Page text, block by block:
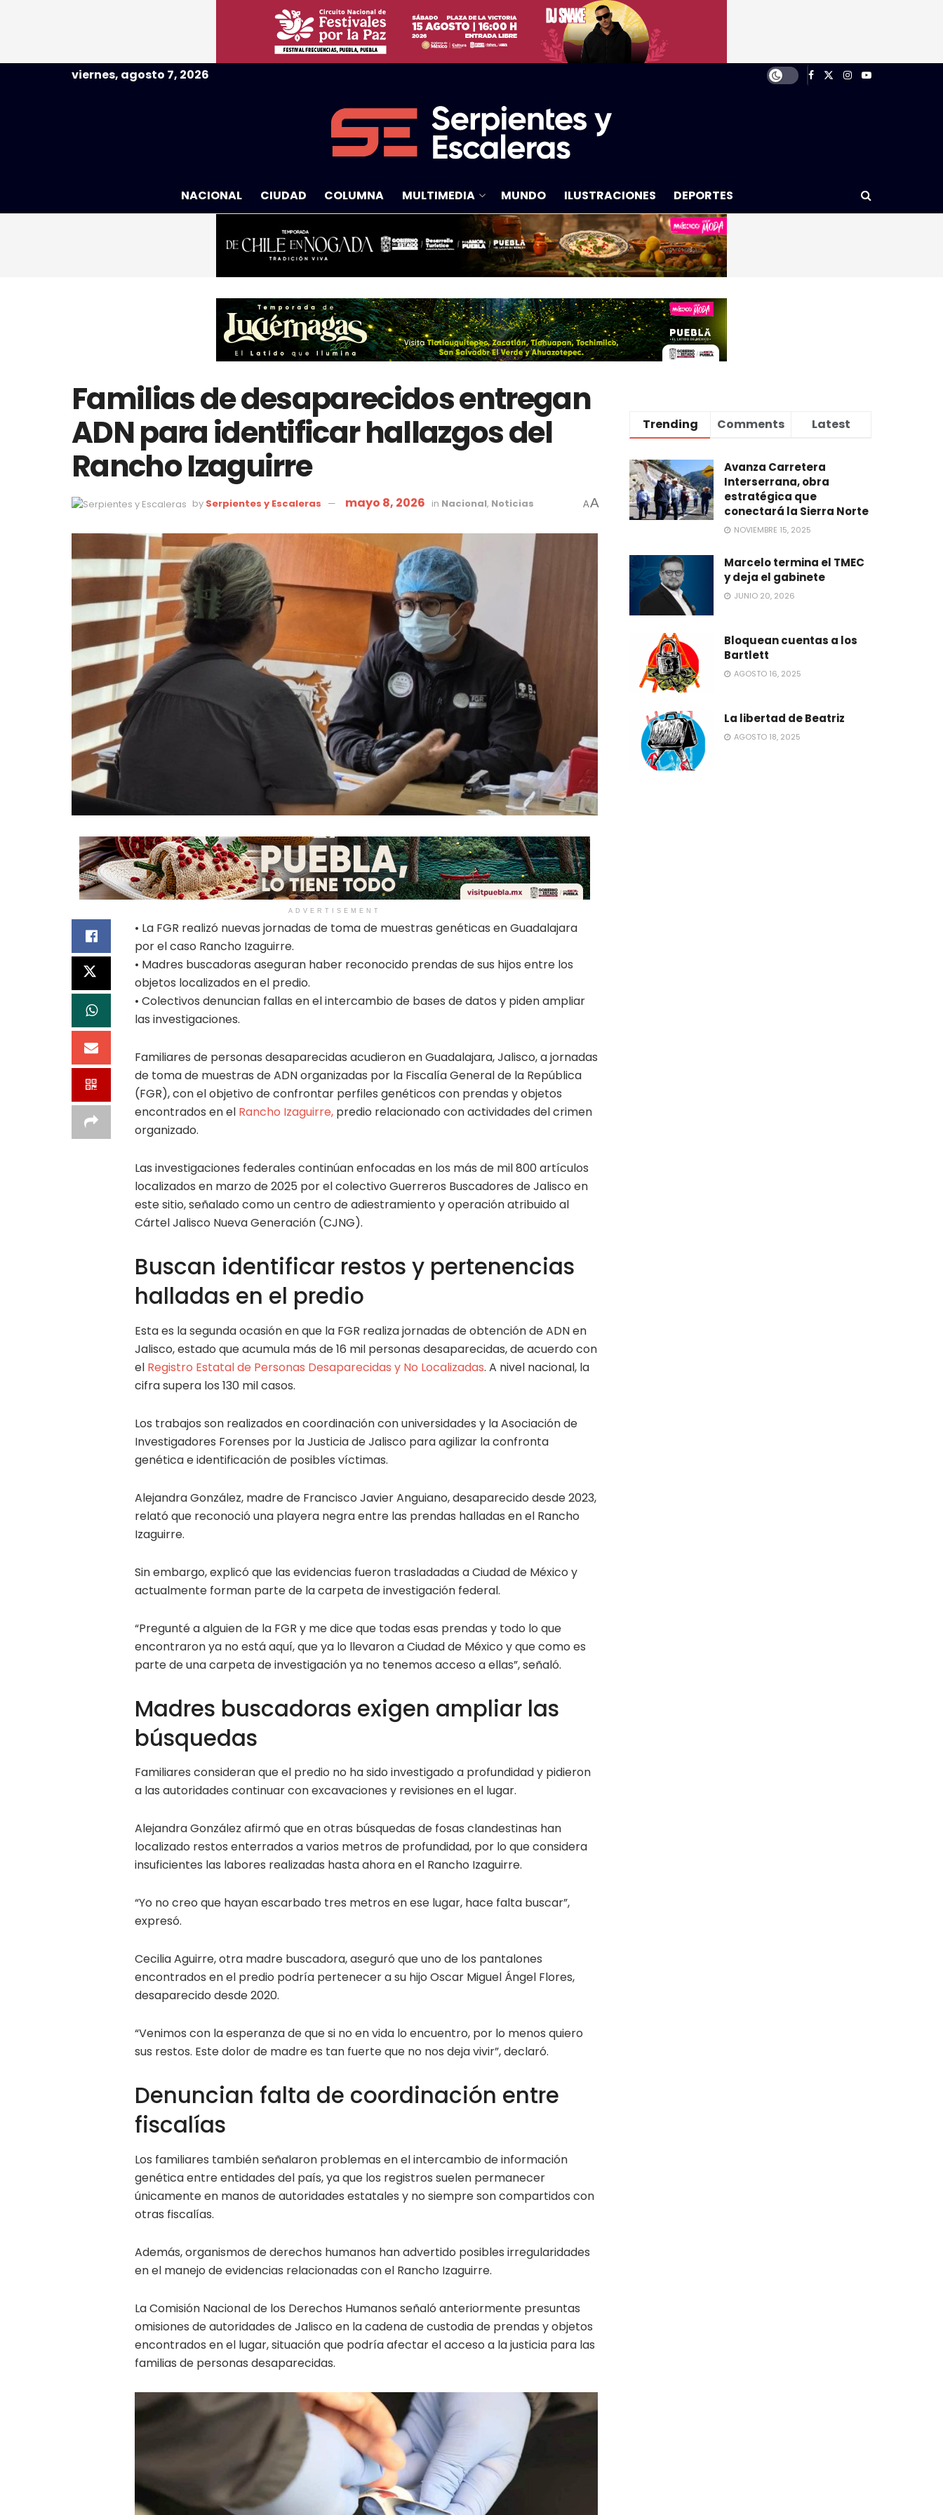
viernes, agosto 7, 2026
NACIONAL CIUDAD COLUMNA MULTIMEDIA MUNDO ILUSTRACIONES DEPORTES
Familias de desaparecidos entregan
ADN para identificar hallazgos del
Rancho Izaguirre
by Serpientes y Escaleras mayo 8, 2026 in Nacional, Noticias AA
ADVERTISEMENT
• La FGR realizó nuevas jornadas de toma de muestras genéticas en Guadalajara
por el caso Rancho Izaguirre.
• Madres buscadoras aseguran haber reconocido prendas de sus hijos entre los
objetos localizados en el predio.
• Colectivos denuncian fallas en el intercambio de bases de datos y piden ampliar
las investigaciones.
Familiares de personas desaparecidas acudieron en Guadalajara, Jalisco, a jornadas
de toma de muestras de ADN organizadas por la Fiscalía General de la República
(FGR), con el objetivo de confrontar perfiles genéticos con prendas y objetos
encontrados en el Rancho Izaguirre, predio relacionado con actividades del crimen
organizado.
Las investigaciones federales continúan enfocadas en los más de mil 800 artículos
localizados en marzo de 2025 por el colectivo Guerreros Buscadores de Jalisco en
este sitio, señalado como un centro de adiestramiento y operación atribuido al
Cártel Jalisco Nueva Generación (CJNG).
Buscan identificar restos y pertenencias
halladas en el predio
Esta es la segunda ocasión en que la FGR realiza jornadas de obtención de ADN en
Jalisco, estado que acumula más de 16 mil personas desaparecidas, de acuerdo con
el Registro Estatal de Personas Desaparecidas y No Localizadas. A nivel nacional, la
cifra supera los 130 mil casos.
Los trabajos son realizados en coordinación con universidades y la Asociación de
Investigadores Forenses por la Justicia de Jalisco para agilizar la confronta
genética e identificación de posibles víctimas.
Alejandra González, madre de Francisco Javier Anguiano, desaparecido desde 2023,
relató que reconoció una playera negra entre las prendas halladas en el Rancho
Izaguirre.
Sin embargo, explicó que las evidencias fueron trasladadas a Ciudad de México y
actualmente forman parte de la carpeta de investigación federal.
“Pregunté a alguien de la FGR y me dice que todas esas prendas y todo lo que
encontraron ya no está aquí, que ya lo llevaron a Ciudad de México y que como es
parte de una carpeta de investigación ya no tenemos acceso a ellas”, señaló.
Madres buscadoras exigen ampliar las
búsquedas
Familiares consideran que el predio no ha sido investigado a profundidad y pidieron
a las autoridades continuar con excavaciones y revisiones en el lugar.
Alejandra González afirmó que en otras búsquedas de fosas clandestinas han
localizado restos enterrados a varios metros de profundidad, por lo que considera
insuficientes las labores realizadas hasta ahora en el Rancho Izaguirre.
“Yo no creo que hayan escarbado tres metros en ese lugar, hace falta buscar”,
expresó.
Cecilia Aguirre, otra madre buscadora, aseguró que uno de los pantalones
encontrados en el predio podría pertenecer a su hijo Oscar Miguel Ángel Flores,
desaparecido desde 2020.
“Venimos con la esperanza de que si no en vida lo encuentro, por lo menos quiero
sus restos. Este dolor de madre es tan fuerte que no nos deja vivir”, declaró.
Denuncian falta de coordinación entre
fiscalías
Los familiares también señalaron problemas en el intercambio de información
genética entre entidades del país, ya que los registros suelen permanecer
únicamente en manos de autoridades estatales y no siempre son compartidos con
otras fiscalías.
Además, organismos de derechos humanos han advertido posibles irregularidades
en el manejo de evidencias relacionadas con el Rancho Izaguirre.
La Comisión Nacional de los Derechos Humanos señaló anteriormente presuntas
omisiones de autoridades de Jalisco en la cadena de custodia de prendas y objetos
encontrados en el lugar, situación que podría afectar el acceso a la justicia para las
familias de personas desaparecidas.
Trending Comments Latest
Avanza Carretera
Interserrana, obra
estratégica que
conectará la Sierra Norte
NOVIEMBRE 15, 2025
Marcelo termina el TMEC
y deja el gabinete
JUNIO 20, 2026
Bloquean cuentas a los
Bartlett
AGOSTO 16, 2025
La libertad de Beatriz
AGOSTO 18, 2025